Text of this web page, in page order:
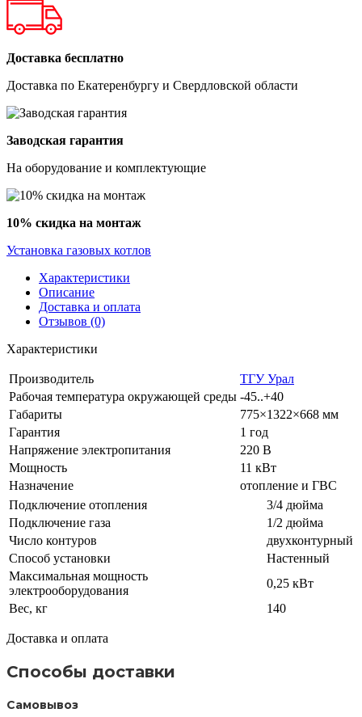
Доставка бесплатно
Доставка по Екатеренбургу и Свердловской области
Заводская гарантия
На оборудование и комплектующие
10% скидка на монтаж
Установка газовых котлов
Характеристики
Описание
Доставка и оплата
Отзывов (0)
Характеристики
Производитель
ТГУ Урал
Рабочая температура окружающей среды -45..+40
Габариты
775×1322×668 мм
Гарантия
1 год
Напряжение электропитания
220 В
Мощность
11 кВт
Назначение
отопление и ГВС
Подключение отопления
3/4 дюйма
Подключение газа
1/2 дюйма
Число контуров
двухконтурный
Способ установки
Настенный
Максимальная мощность
электрооборудования
0,25 кВт
Вес, кг
140
Доставка и оплата
Способы доставки
Самовывоз